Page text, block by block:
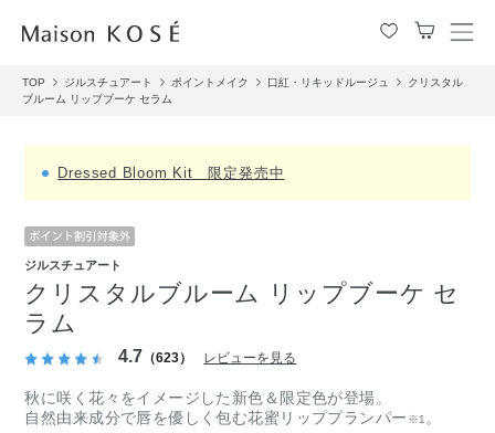
メ
ュ
す
TOP ジルスチュアート ポイントメイク 口紅・リキッドルージュ
クリスタル
ブルーム リップブーケ セラム
Dressed Bloom Kit 限定発売中
ジルスチュアート
クリスタルブルーム リップブーケ セ
ラム
4.7 （623） レビューを見る
秋に咲く花々をイメージした新色＆限定色が登場。
自然由来成分で唇を優しく包む花蜜リッププランパー ※1 。